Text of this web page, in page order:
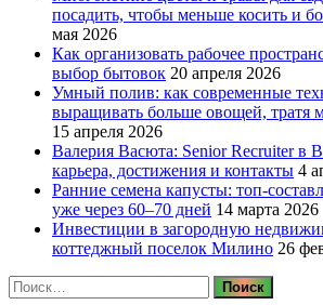
посадить, чтобы меньше косить и
мая 2026
Как организовать рабочее
выбор бытовок 20 апреля 2026
Умный полив: как современные
выращивать больше овощей, тратя
15 апреля 2026
Валерия Васюта: Senior Recruiter в
карьера, достижения и контакты 4
Ранние семена капусты:
уже через 60–70 дней 14 марта 2026
Инвестиции в загородную
коттеджный поселок Милино 26
Найти: